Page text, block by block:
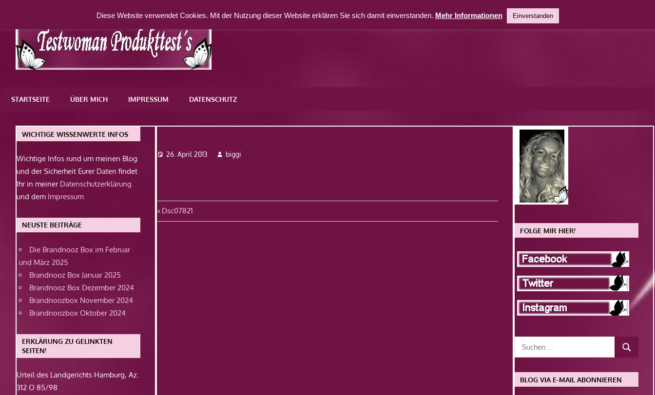
springen
WordPress-
STARTSEITE ÜBER MICH IMPRESSUM DATENSCHUTZ
26. April 2013 biggi
Beitragsnavigation
Vorheriger
Beitrag:
Dsc07821
WICHTIGE WISSENWERTE INFOS
Wichtige Infos rund um meinen Blog
und der Sicherheit Eurer Daten findet
Ihr in meiner Datenschutzerklärung
und dem Impressum
NEUSTE BEITRÄGE
Die Brandnooz Box im Februar
und März 2025
Brandnooz Box Januar 2025
Brandnooz Box Dezember 2024
Brandnoozbox November 2024
Brandnoozbox Oktober 2024
ERKLÄRUNG ZU GELINKTEN
SEITEN!
Urteil des Landgerichts Hamburg, Az.
312 O 85/98
FOLGE MIR HIER!
BLOG VIA E-MAIL ABONNIEREN
Diese Website verwendet Cookies. Mit der Nutzung dieser Website erklären Sie sich damit einverstanden. Mehr Informationen Einverstanden